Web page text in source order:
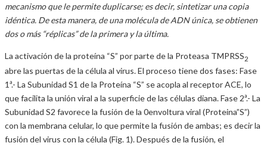
mecanismo que le permite duplicarse; es decir, sintetizar una copia
idéntica. De esta manera, de una molécula de ADN única, se obtienen
dos o más “réplicas” de la primera y la última.
La activación de la proteína “S” por parte de la Proteasa TMPRSS2
abre las puertas de la célula al virus. El proceso tiene dos fases: Fase
1ª.- La Subunidad S1 de la Proteína “S” se acopla al receptor ACE, lo
que facilita la unión viral a la superficie de las células diana. Fase 2ª.- La
Subunidad S2 favorece la fusión de la 0envoltura viral (Proteina”S”)
con la membrana celular, lo que permite la fusión de ambas; es decir la
fusión del virus con la célula (Fig. 1). Después de la fusión, el